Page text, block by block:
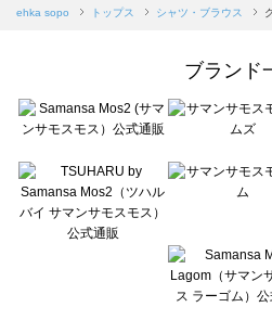
Samansa Mos2 blue（サマンサモスモス ブルー
sō4ū（ソウフォーユー）のシャツ・ブラウス一
Te chichi（テチチ）のシャツ・ブラウス一覧
Te chichi CLASSIC（テチチ クラシック）のシ
Lugnoncure（ルノンキュール）のシャツ・ブラ
BETTY'S BLUE（べティーズブルー）のシャツ
Wpc.（ワールドパーティー）のシャツ・ブラウ
ehka sopo トップス シャツ・ブラウス
ブランド